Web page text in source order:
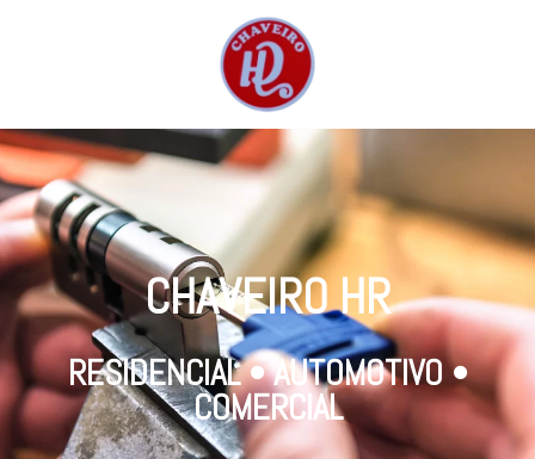
CHAVEIRO HR
RESIDENCIAL • AUTOMOTIVO •
COMERCIAL